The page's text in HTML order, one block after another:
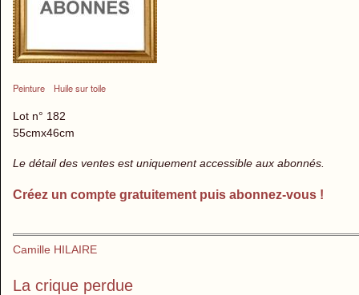
Peinture Huile sur toile
Lot n° 182
55cmx46cm
Le détail des ventes est uniquement accessible aux abonnés.
Créez un compte gratuitement puis abonnez-vous !
Camille HILAIRE
La crique perdue